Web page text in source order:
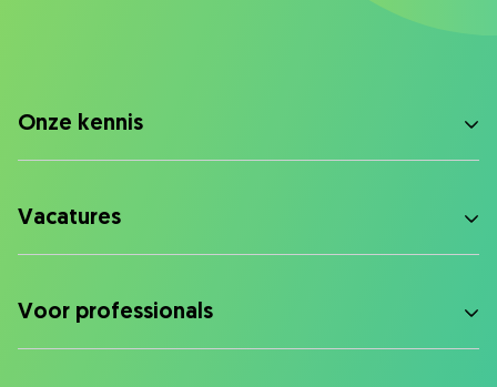
Onze kennis
Vacatures
Voor professionals